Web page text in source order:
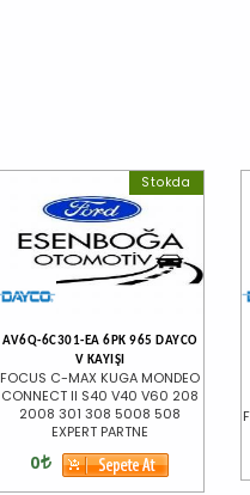
Stokda
AV6Q-6C301-EA 6PK 965 DAYCO
V KAYIŞI
FOCUS C-MAX KUGA MONDEO
CONNECT II S40 V40 V60 208
2008 301 308 5008 508
EXPERT PARTNE
0